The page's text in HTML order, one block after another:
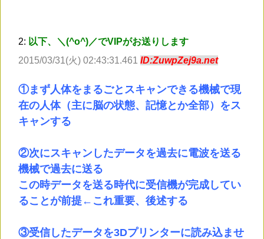
2: 以下、＼(^o^)／でVIPがお送りします
2015/03/31(火) 02:43:31.461 ID:ZuwpZej9a.net
①まず人体をまるごとスキャンできる機械で現
在の人体（主に脳の状態、記憶とか全部）をス
キャンする
②次にスキャンしたデータを過去に電波を送る
機械で過去に送る
この時データを送る時代に受信機が完成してい
ることが前提←これ重要、後述する
③受信したデータを3Dプリンターに読み込ませ